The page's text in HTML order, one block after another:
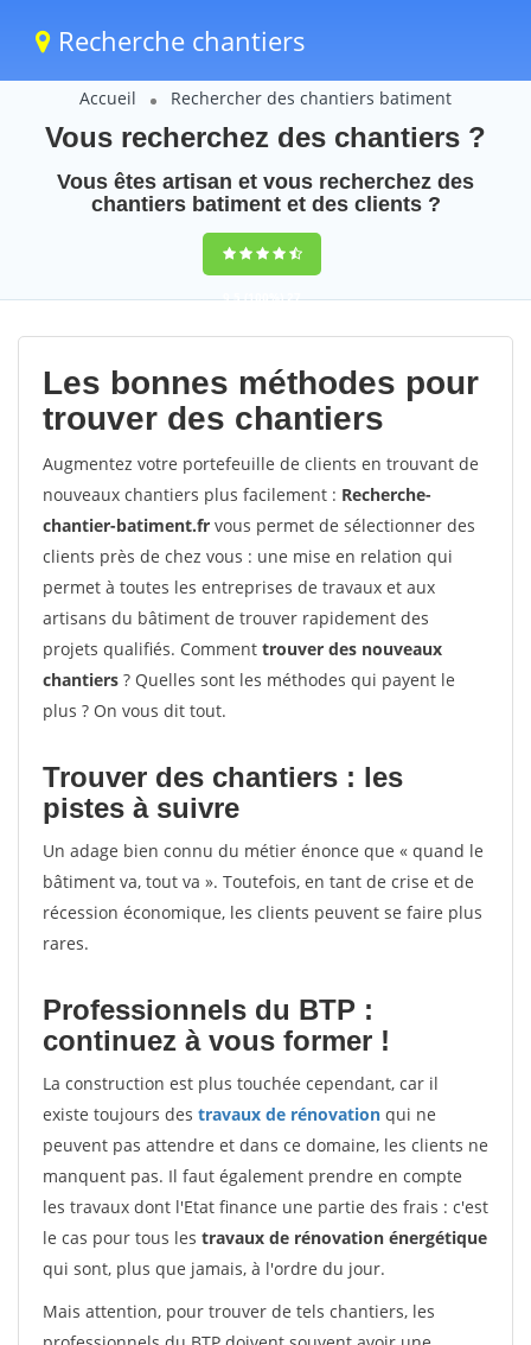
Recherche chantiers
Accueil Rechercher des chantiers batiment
Vous recherchez des chantiers ?
Vous êtes artisan et vous recherchez des
chantiers batiment et des clients ?
9,5(100%)27
votes
Les bonnes méthodes pour
trouver des chantiers
Augmentez votre portefeuille de clients en trouvant de
nouveaux chantiers plus facilement : Recherche-
chantier-batiment.fr vous permet de sélectionner des
clients près de chez vous : une mise en relation qui
permet à toutes les entreprises de travaux et aux
artisans du bâtiment de trouver rapidement des
projets qualifiés. Comment trouver des nouveaux
chantiers ? Quelles sont les méthodes qui payent le
plus ? On vous dit tout.
Trouver des chantiers : les
pistes à suivre
Un adage bien connu du métier énonce que « quand le
bâtiment va, tout va ». Toutefois, en tant de crise et de
récession économique, les clients peuvent se faire plus
rares.
Professionnels du BTP :
continuez à vous former !
La construction est plus touchée cependant, car il
existe toujours des travaux de rénovation qui ne
peuvent pas attendre et dans ce domaine, les clients ne
manquent pas. Il faut également prendre en compte
les travaux dont l'Etat finance une partie des frais : c'est
le cas pour tous les travaux de rénovation énergétique
qui sont, plus que jamais, à l'ordre du jour.
Mais attention, pour trouver de tels chantiers, les